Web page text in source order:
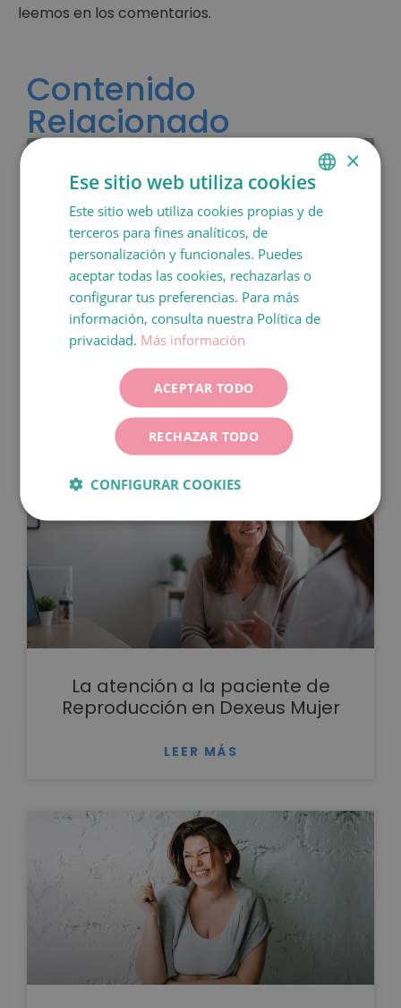
leemos en los comentarios.
Contenido
Relacionado
Elboomde los nuevos
medicamentos para perder peso
LEER MÁS
La atención a la paciente de
Reproducción en Dexeus Mujer
LEER MÁS
SPANISH
×
Ese sitio web utiliza cookies
Este sitio web utiliza cookies propias y de
terceros para fines analíticos, de
personalización y funcionales. Puedes
aceptar todas las cookies, rechazarlas o
configurar tus preferencias. Para más
información, consulta nuestra Política de
privacidad. Más información
ACEPTAR TODO
RECHAZAR TODO
CONFIGURAR COOKIES